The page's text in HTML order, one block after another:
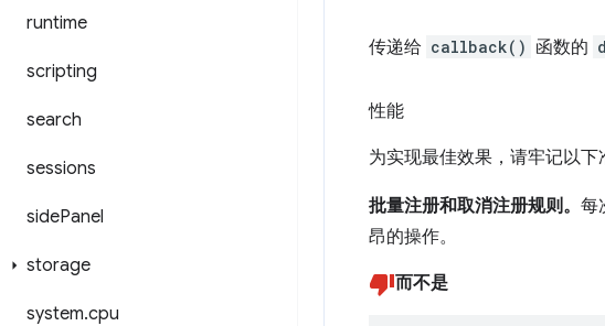
runtime
scripting
search
sessions
sidePanel
storage
system.cpu
传递给 callback() 函数的
性能
为实现最佳效果，请牢记以下
批量注册和取消注册规则。 每
昂的操作。
而不是